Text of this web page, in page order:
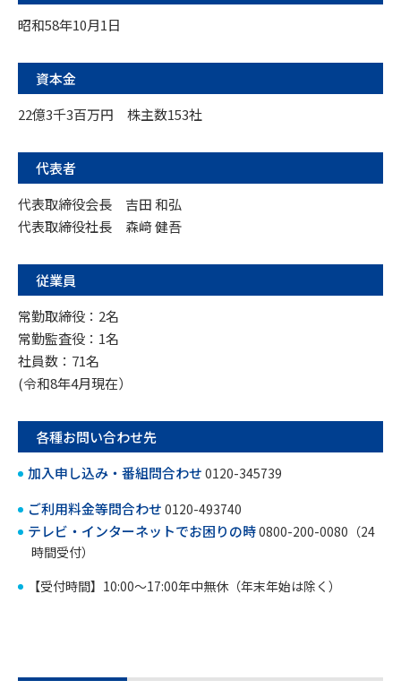
昭和58年10月1日
資本金
22億3千3百万円 株主数153社
代表者
代表取締役会長 吉田 和弘
代表取締役社長 森﨑 健吾
従業員
常勤取締役：2名
常勤監査役：1名
社員数：71名
(令和8年4月現在）
各種お問い合わせ先
加入申し込み・番組問合わせ 0120-345739
ご利用料金等問合わせ 0120-493740
テレビ・インターネットでお困りの時0800-200-0080（24
時間受付）
【受付時間】10:00～17:00年中無休（年末年始は除く）